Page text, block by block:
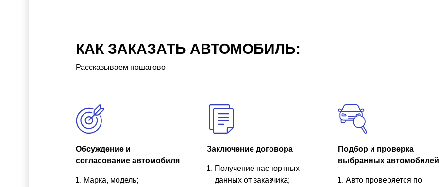
КАК ЗАКАЗАТЬ АВТОМОБИЛЬ:
Рассказываем пошагово
Обсуждение и
согласование автомобиля
Марка, модель;
Заключение договора
Получение паспортных
данных от заказчика;
Подбор и проверка
выбранных автомобилей
Авто проверяется по